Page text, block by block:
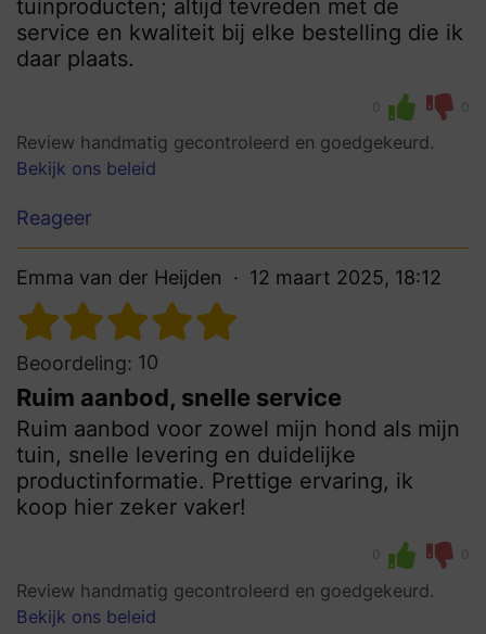
tuinproducten; altijd tevreden met de
service en kwaliteit bij elke bestelling die ik
daar plaats.
0 0
Review handmatig gecontroleerd en goedgekeurd.
Bekijk ons beleid
Reageer
Emma van der Heijden 12 maart 2025, 18:12
Beoordeling: 10
Ruim aanbod, snelle service
Ruim aanbod voor zowel mijn hond als mijn
tuin, snelle levering en duidelijke
productinformatie. Prettige ervaring, ik
koop hier zeker vaker!
0 0
Review handmatig gecontroleerd en goedgekeurd.
Bekijk ons beleid